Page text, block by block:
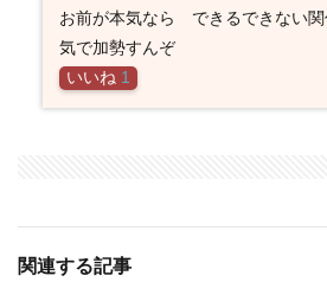
お前が本気なら できるできない
気で加勢すんぞ
いいね 1
関連する記事